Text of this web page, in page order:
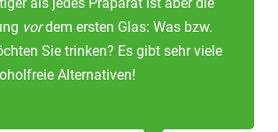
vordem ersten Glas: Was bzw.
Sie trinken? Es gibt sehr viele
Alternativen!